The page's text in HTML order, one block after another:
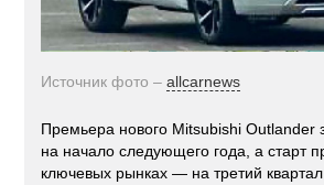
Источник фото –allcarnews
Премьера нового Mitsubishi Outlander
на начало следующего года, а старт
ключевых рынках ― на третий